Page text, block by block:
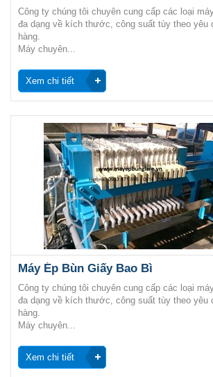
Công ty chúng tôi chuyên cung cấp các loại
đa dạng về kích thước, công suất tùy theo yêu
hàng.
Máy chuyên...
Xem chi tiết
Máy Ép Bùn Giấy Bao Bì
Công ty chúng tôi chuyên cung cấp các loại
đa dạng về kích thước, công suất tùy theo yêu
hàng.
Máy chuyên...
Xem chi tiết